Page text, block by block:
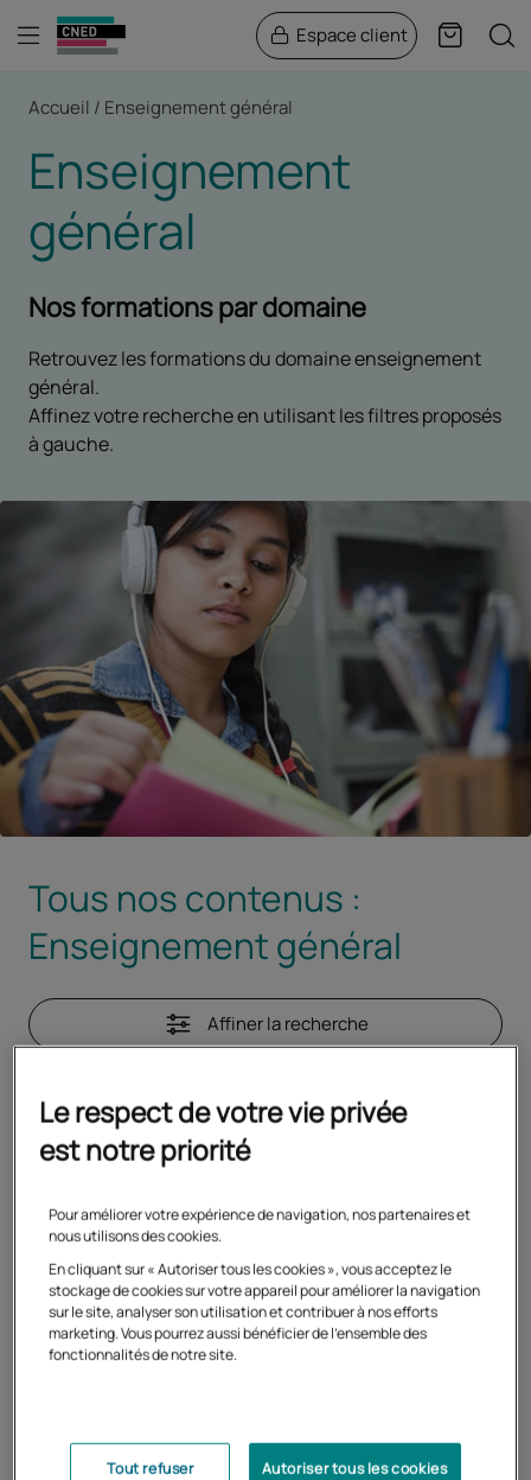
Menu Espace client Panier
Accueil Enseignement général
Enseignement
général
Nos formations par domaine
Retrouvez les formations du domaine enseignement
général.
Affinez votre recherche en utilisant les filtres proposés
à gauche.
Tous nos contenus :
Enseignement général
Affiner la recherche
la recherche
- attention, les options
Classe de petite section
Votre enfant apprend à s'exprimer et à explorer
le monde qui l'entoure
Le respect de votre vie privée
est notre priorité
Pour améliorer votre expérience de navigation, nos partenaires et
nous utilisons des cookies.
En cliquant sur « Autoriser tous les cookies », vous acceptez le
stockage de cookies sur votre appareil pour améliorer la navigation
sur le site, analyser son utilisation et contribuer à nos efforts
marketing. Vous pourrez aussi bénéficier de l'ensemble des
fonctionnalités de notre site.
Tout refuser Autoriser tous les cookies